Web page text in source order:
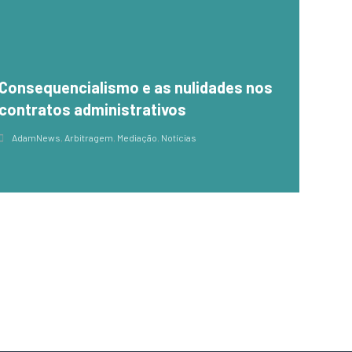
e as nulidades nos
administrativos
AdamNews, Arbitragem, Mediação, Notícias